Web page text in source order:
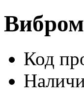
Код